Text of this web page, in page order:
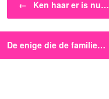
← Ken haar er is nu…
De enige die de familie…